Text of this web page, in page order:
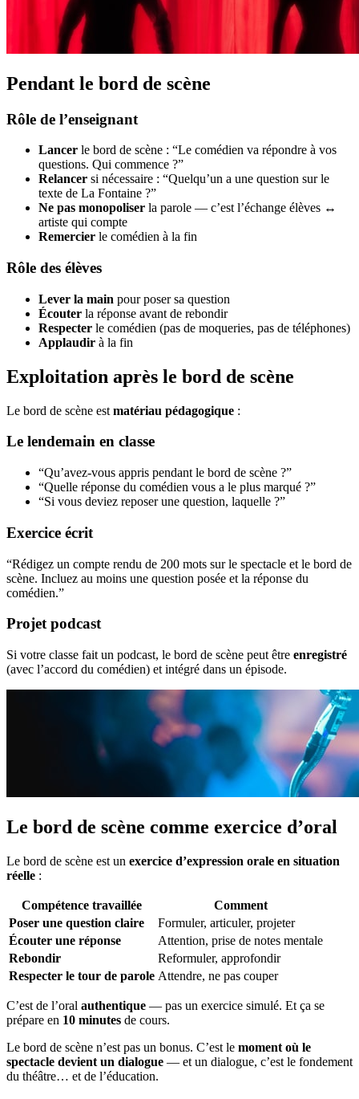
Pendant le bord de scène
Rôle de l’enseignant
Lancer le bord de scène : “Le comédien va répondre à vos
questions. Qui commence ?”
Relancer si nécessaire : “Quelqu’un a une question sur le
texte de La Fontaine ?”
Ne pas monopoliser la parole — c’est l’échange élèves ↔
artiste qui compte
Remercier le comédien à la fin
Rôle des élèves
Lever la main pour poser sa question
Écouter la réponse avant de rebondir
Respecter le comédien (pas de moqueries, pas de téléphones)
Applaudir à la fin
Exploitation après le bord de scène
Le bord de scène est matériau pédagogique :
Le lendemain en classe
“Qu’avez-vous appris pendant le bord de scène ?”
“Quelle réponse du comédien vous a le plus marqué ?”
“Si vous deviez reposer une question, laquelle ?”
Exercice écrit
“Rédigez un compte rendu de 200 mots sur le spectacle et le bord de
scène. Incluez au moins une question posée et la réponse du
comédien.”
Projet podcast
Si votre classe fait un podcast, le bord de scène peut être enregistré
(avec l’accord du comédien) et intégré dans un épisode.
Le bord de scène comme exercice d’oral
Le bord de scène est un exercice d’expression orale en situation
réelle :
Compétence travaillée
Comment
Poser une question claire
Formuler, articuler, projeter
Écouter une réponse
Attention, prise de notes mentale
Rebondir
Reformuler, approfondir
Respecter le tour de parole Attendre, ne pas couper
C’est de l’oral authentique — pas un exercice simulé. Et ça se
prépare en 10 minutes de cours.
Le bord de scène n’est pas un bonus. C’est le moment où le
spectacle devient un dialogue — et un dialogue, c’est le fondement
du théâtre… et de l’éducation.